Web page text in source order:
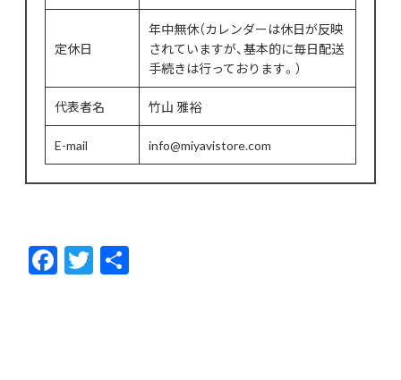
定休日
年中無休（カレンダーは休日が反映
されていますが、基本的に毎日配送
手続きは行っております。）
代表者名 竹山 雅裕
E-mail info@miyavistore.com
F
ac
T
w